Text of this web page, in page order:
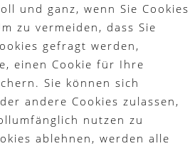
und ganz, wenn Sie Cookies
zu vermeiden, dass Sie
gefragt werden,
einen Cookie für Ihre
Sie können sich
andere Cookies zulassen,
nutzen zu
ablehnen, werden alle